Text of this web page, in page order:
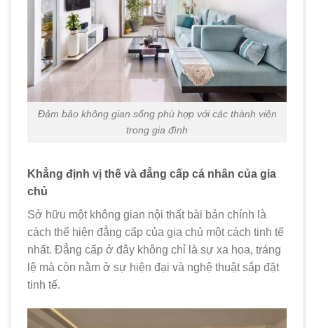
Đảm bảo không gian sống phù hợp với các thành viên
trong gia đình
Khẳng định vị thế và đẳng cấp cá nhân của gia
chủ
Sở hữu một không gian nội thất bài bản chính là
cách thể hiện đẳng cấp của gia chủ một cách tinh tế
nhất. Đẳng cấp ở đây không chỉ là sự xa hoa, tráng
lệ mà còn nằm ở sự hiện đại và nghệ thuật sắp đặt
tinh tế.